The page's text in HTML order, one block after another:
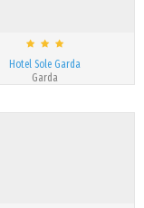
Hotel Sole Garda
Garda